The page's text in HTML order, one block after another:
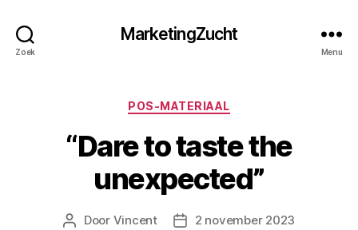
Zoek
MarketingZucht
Menu
Categorieën
POS-MATERIAAL
“Dare to taste the
unexpected”
Berichtauteur
Door Vincent Berichtdatum
2 november 2023